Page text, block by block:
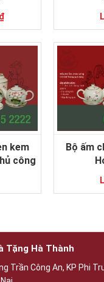
kem
công
Bộ ấm
Tặng Hà Thành
Trần Công An, KP Phi